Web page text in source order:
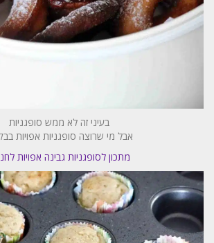
בעיני זה לא ממש סופגניות
אבל מי שרוצה סופגניות אפויות
מתכון לסופגניות גבינה אפויות